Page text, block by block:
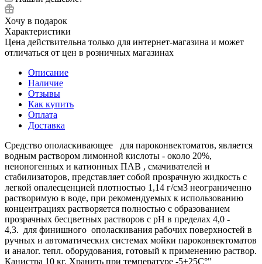
Хочу в подарок
Характеристики
Цена действительна только для интернет-магазина и может
отличаться от цен в розничных магазинах
Описание
Наличие
Отзывы
Как купить
Оплата
Доставка
Средство ополаскивающее для пароконвектоматов, является
водным раствором лимонной кислоты - около 20%,
неионогенных и катионных ПАВ , смачивателей и
стабилизаторов, представляет собой прозрачную жидкость с
легкой опалесценцией плотностью 1,14 г/см3 неограниченно
растворимую в воде, при рекомендуемых к использованию
концентрациях растворяется полностью с образованием
прозрачных бесцветных растворов с рН в пределах 4,0 -
4,3. для финишного ополаскивания рабочих поверхностей в
ручных и автоматических системах мойки пароконвектоматов
и аналог. тепл. оборудования, готовый к применению раствор.
Канистра 10 кг. Хранить при температуре -5+25С°"